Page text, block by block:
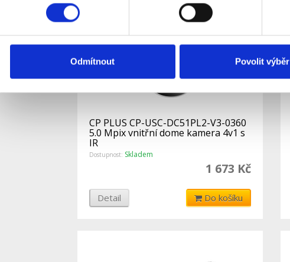
Odmítnout Povolit výběr
CP PLUS CP-USC-DC51PL2-V3-0360
5.0 Mpix vnitřní dome kamera 4v1 s
IR
Dostupnost: Skladem
1 673 Kč
Detail Do košíku